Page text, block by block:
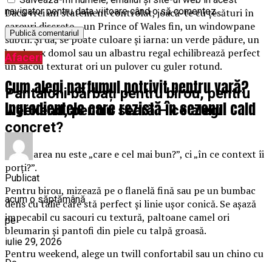
Dacă vrei un statement controlat, joacă-te cu țesături în
carouri discrete – un Prince of Wales fin, un windowpane
subtil. Și da, se poate culoare și iarna: un verde pădure, un
bordeaux domol sau un albastru regal echilibrează perfect
un sacou texturat ori un pulover cu guler rotund.
Pantaloni bărbați pentru birou, pentru
weekend, pentru seară – ce alegi
concret?
Întrebarea nu este „care e cel mai bun?”, ci „în ce context îi
porți?”.
Pentru birou, mizează pe o flanelă fină sau pe un bumbac
dens cu talie care stă perfect și linie ușor conică. Se așază
impecabil cu sacouri cu textură, paltoane camel ori
bleumarin și pantofi din piele cu talpă groasă.
Pentru weekend, alege un twill confortabil sau un chino cu
navigator pentru data viitoare când o să comentez.
Afaceri
Cum alegi parfumul potrivit pentru vară?
Ingredientele care rezistă în sezonul cald
Publicat
acum o săptămână
pe
iulie 29, 2026